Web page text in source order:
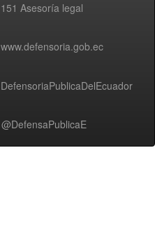
151 Asesoría legal
www.defensoria.gob.ec
DefensoriaPublicaDelEcuador
@DefensaPublicaE